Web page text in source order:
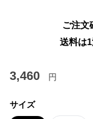
ご注文
送料は
3,460 円
サイズ